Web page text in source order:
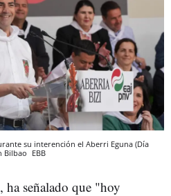
su interención el Aberri Eguna (Día
Bilbao EBB
señalado que "hoy